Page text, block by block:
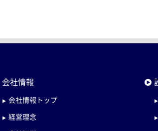
会社情報
会社情報トップ
経営理念